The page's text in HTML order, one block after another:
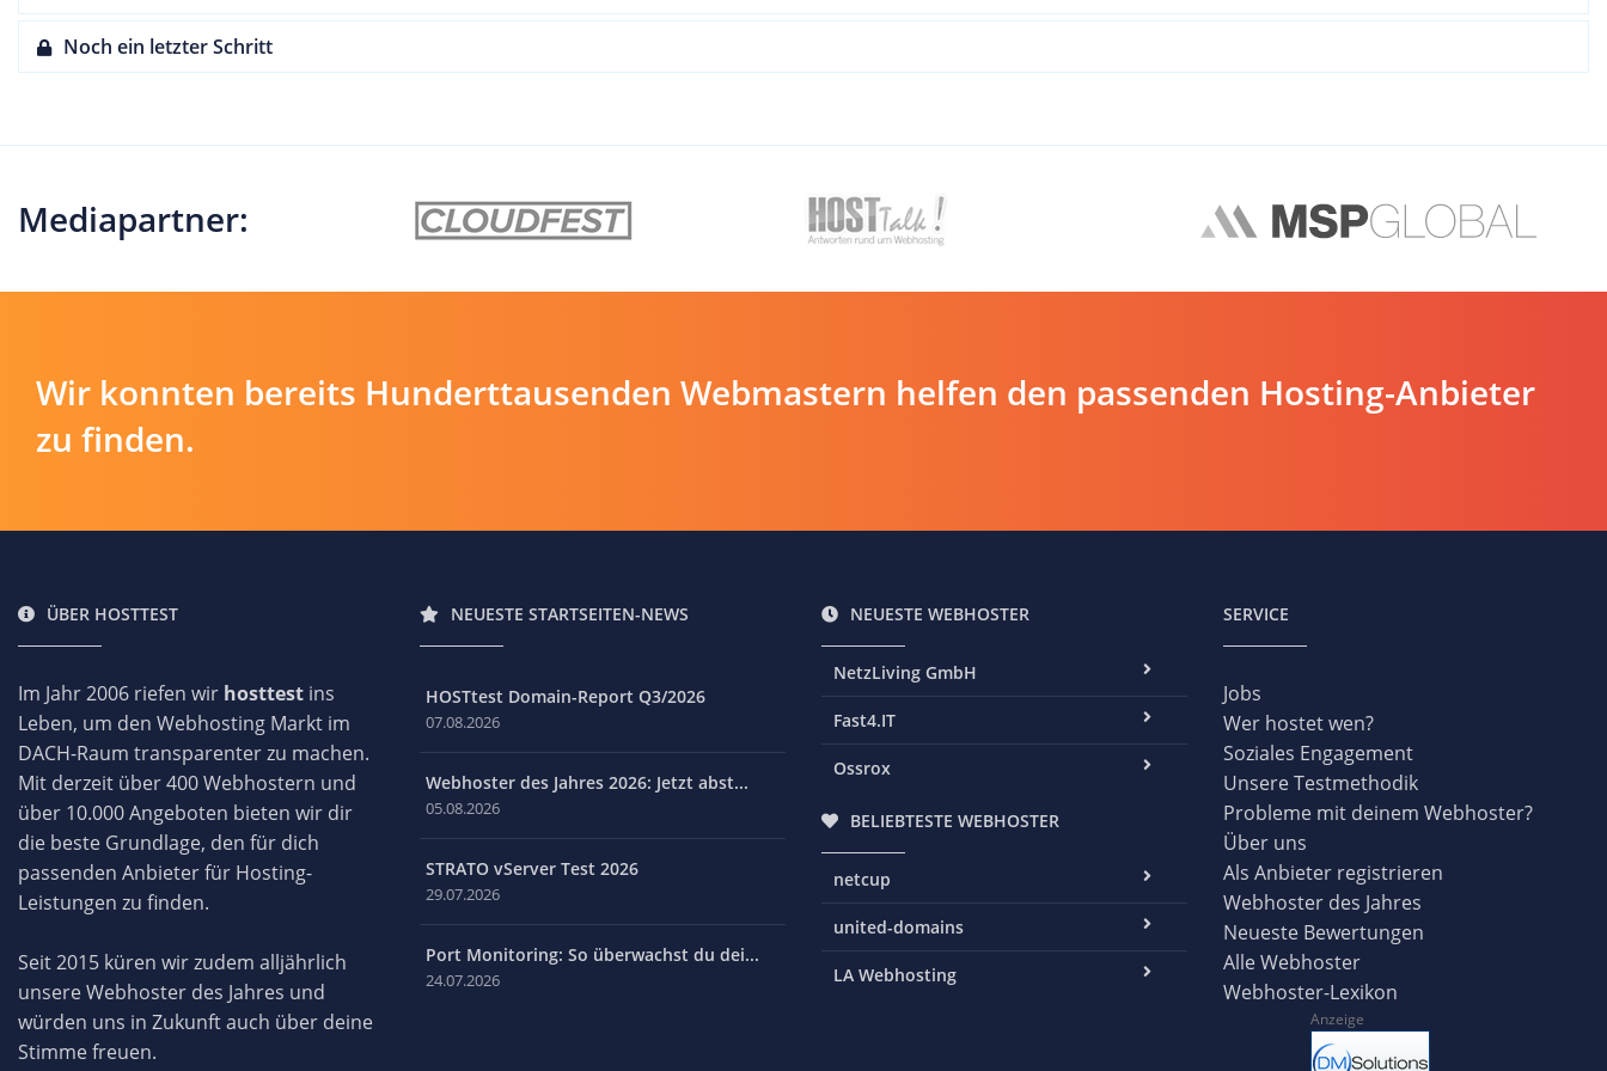
Noch ein letzter Schritt
Mediapartner:
Wir konnten bereits Hunderttausenden Webmastern helfen den passenden Hosting-Anbieter
zu finden.
ÜBER HOSTTEST
Im Jahr 2006 riefen wir hosttest ins
Leben, um den Webhosting Markt im
DACH-Raum transparenter zu machen.
Mit derzeit über 400 Webhostern und
über 10.000 Angeboten bieten wir dir
die beste Grundlage, den für dich
passenden Anbieter für Hosting-
Leistungen zu finden.
Seit 2015 küren wir zudem alljährlich
unsere Webhoster des Jahres und
würden uns in Zukunft auch über deine
Stimme freuen.
NEUESTE STARTSEITEN-NEWS
HOSTtest Domain-Report Q3/2026
07.08.2026
Webhoster des Jahres 2026: Jetzt abst...
05.08.2026
STRATO vServer Test 2026
29.07.2026
Port Monitoring: So überwachst du dei...
24.07.2026
NEUESTE WEBHOSTER
NetzLiving GmbH
Fast4.IT
Ossrox
BELIEBTESTE WEBHOSTER
netcup
united-domains
LA Webhosting
SERVICE
Jobs
Wer hostet wen?
Soziales Engagement
Unsere Testmethodik
Probleme mit deinem Webhoster?
Über uns
Als Anbieter registrieren
Webhoster des Jahres
Neueste Bewertungen
Alle Webhoster
Webhoster-Lexikon
Anzeige